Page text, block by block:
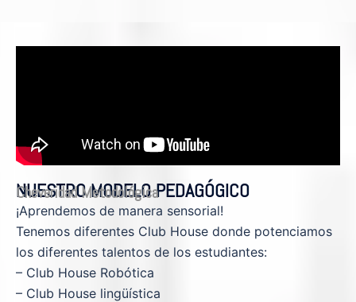
NUESTRO MODELO PEDAGÓGICO
Cheveridad Metodológica
¡Aprendemos de manera sensorial!
Tenemos diferentes Club House donde potenciamos
los diferentes talentos de los estudiantes:
– Club House Robótica
– Club House lingüística